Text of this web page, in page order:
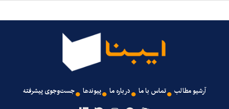
آرشیو مطالب تماس با ما درباره ما پیوندها جست‌وجوی پیشرفته